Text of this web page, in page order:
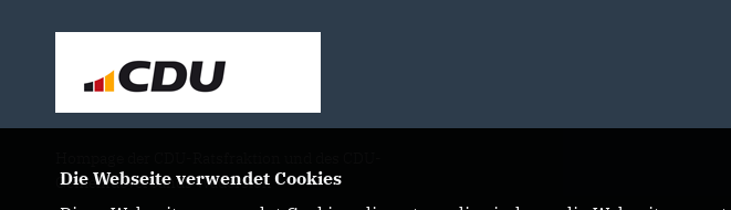
Gemeindeverbands Wadersloh
Die Webseite verwendet Cookies